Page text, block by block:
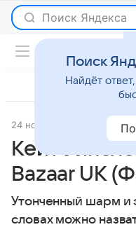
Поиск Яндекса
24 ноября 2011 Светская
Кейт
Bazaar UK
Утонченный шарм и
словах можно
Поиск
Найдёт